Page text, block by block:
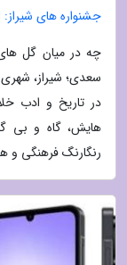
جشنواره های
چه در میان گل
سعدی؛ شیراز،
در تاریخ و ادب
هایش، گاه و بی
رنگارنگ فرهنگی و